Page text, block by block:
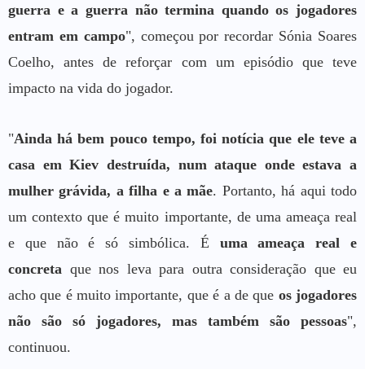
guerra e a guerra não termina quando os jogadores
entram em campo", começou por recordar Sónia Soares
Coelho, antes de reforçar com um episódio que teve
impacto na vida do jogador.
"Ainda há bem pouco tempo, foi notícia que ele teve a
casa em Kiev destruída, num ataque onde estava a
mulher grávida, a filha e a mãe. Portanto, há aqui todo
um contexto que é muito importante, de uma ameaça real
e que não é só simbólica. É uma ameaça real e
concreta que nos leva para outra consideração que eu
acho que é muito importante, que é a de que os jogadores
não são só jogadores, mas também são pessoas",
continuou.